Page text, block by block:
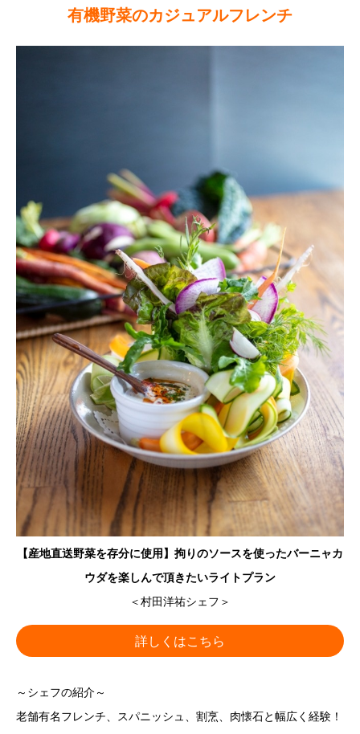
有機野菜のカジュアルフレンチ
【産地直送野菜を存分に使用】拘りのソースを使ったバーニャカ
ウダを楽しんで頂きたいライトプラン
＜村田洋祐シェフ＞
詳しくはこちら
～シェフの紹介～
老舗有名フレンチ、スパニッシュ、割烹、肉懐石と幅広く経験！